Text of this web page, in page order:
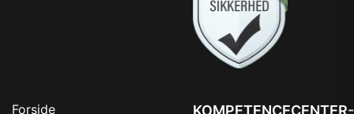
Forside KOMPETENCECENTER-